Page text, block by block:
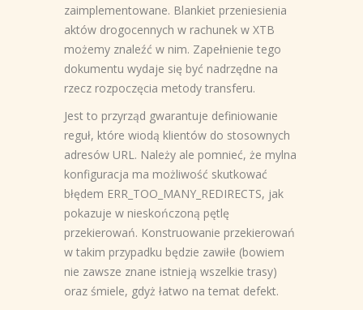
zaimplementowane. Blankiet przeniesienia
aktów drogocennych w rachunek w XTB
możemy znaleźć w nim. Zapełnienie tego
dokumentu wydaje się być nadrzędne na
rzecz rozpoczęcia metody transferu.
Jest to przyrząd gwarantuje definiowanie
reguł, które wiodą klientów do stosownych
adresów URL. Należy ale pomnieć, że mylna
konfiguracja ma możliwość skutkować
błędem ERR_TOO_MANY_REDIRECTS, jak
pokazuje w nieskończoną pętlę
przekierowań. Konstruowanie przekierowań
w takim przypadku będzie zawiłe (bowiem
nie zawsze znane istnieją wszelkie trasy)
oraz śmiele, gdyż łatwo na temat defekt.